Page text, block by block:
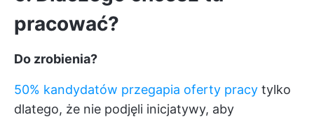
pracować?
Do zrobienia?
50% kandydatów przegapia oferty pracy tylko
dlatego, że nie podjęli inicjatywy, aby